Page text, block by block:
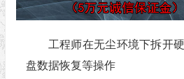
工程师在无尘环境下拆开
盘数据恢复等操作